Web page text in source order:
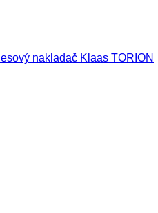
nakladač Klaas TORION